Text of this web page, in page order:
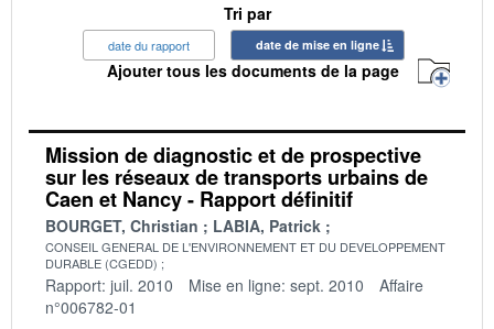
Tri par
date du rapport date de mise en ligne
Ajouter tous les documents de la page
Mission de diagnostic et de prospective
sur les réseaux de transports urbains de
Caen et Nancy - Rapport définitif
BOURGET, Christian LABIA, Patrick
CONSEIL GENERAL DE L'ENVIRONNEMENT ET DU DEVELOPPEMENT
DURABLE (CGEDD)
Rapport: juil. 2010 Mise en ligne: sept. 2010
Affaire
n°006782-01